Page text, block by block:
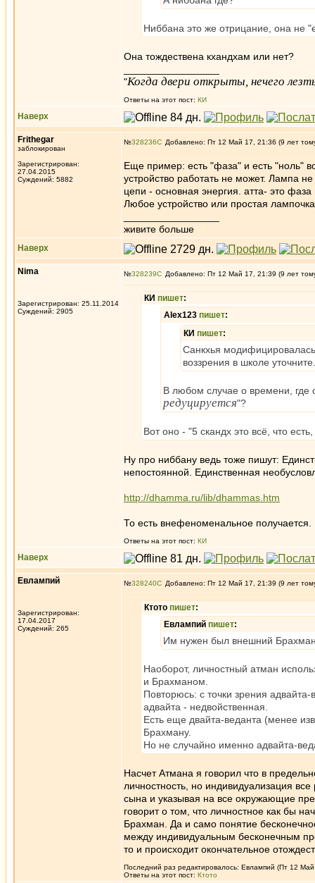
Ниббана это же отрицание, она не
Она тождествена кхандхам или нет?
"Когда двери открыты, нечего
Ответы на этот пост: КИ
Наверх
Frithegar
заблокирован
Зарегистрирован:
27.04.2015
Суждений: 5882
№328236 Добавлено: Пт 12 Май 17, 21:36 (9 лет
Еще пример: есть "фаза" и есть "ноль"
устройство работать не может. Лампа
цепи - основная энергия. атта- это
Любое устройство или простая
живите больше
Наверх
Nima
Зарегистрирован: 25.11.2014
Суждений: 2905
№328239 Добавлено: Пт 12 Май 17, 21:39 (9 лет
КИ пишет:
Alex123 пишет:
КИ пишет:
Санкхья
воззрения в школе уточните.
В любом случае о времени, где
редуцируется"?
Вот оно - "5 скандх это всё, что
Ну про ниббану ведь тоже пишут:
непостоянной. Единственная
http://dhamma.ru/lib/dhammas.htm
То есть внефеноменальное получается.
Ответы на этот пост: КИ
Наверх
Евлампий
Зарегистрирован:
17.04.2017
Суждений: 265
№328240 Добавлено: Пт 12 Май 17, 21:39 (9 лет
Ктото пишет:
Евлампий пишет:
Им нужен был внешний
Наоборот, личностный атман
и Брахманом.
Повторюсь: с точки зрения
адвайта - недвойственная.
Есть еще двайта-веданта (менее
Брахману.
Но не случайно именно адвайта-
Насчет Атмана я говорил что в
личностность, но индивидуализация
сына и указывая на все окружающие
говорит о том, что личностное как бы
Брахман. Да и само понятие
между индивидуальным бесконечным
то и происходит окончательное
Последний раз редактировалось: Евлампий (Пт 12
Ответы на этот пост: Ктото